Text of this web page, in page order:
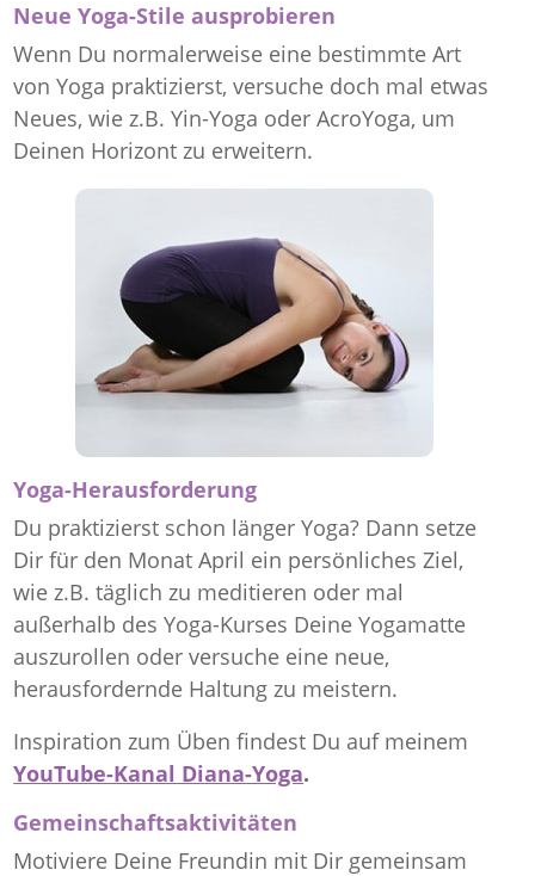
Neue Yoga-Stile ausprobieren
Wenn Du normalerweise eine bestimmte Art
von Yoga praktizierst, versuche doch mal etwas
Neues, wie z.B. Yin-Yoga oder AcroYoga, um
Deinen Horizont zu erweitern.
Yoga-Herausforderung
Du praktizierst schon länger Yoga? Dann setze
Dir für den Monat April ein persönliches Ziel,
wie z.B. täglich zu meditieren oder mal
außerhalb des Yoga-Kurses Deine Yogamatte
auszurollen oder versuche eine neue,
herausfordernde Haltung zu meistern.
Inspiration zum Üben findest Du auf meinem
YouTube-Kanal Diana-Yoga.
Gemeinschaftsaktivitäten
Motiviere Deine Freundin mit Dir gemeinsam